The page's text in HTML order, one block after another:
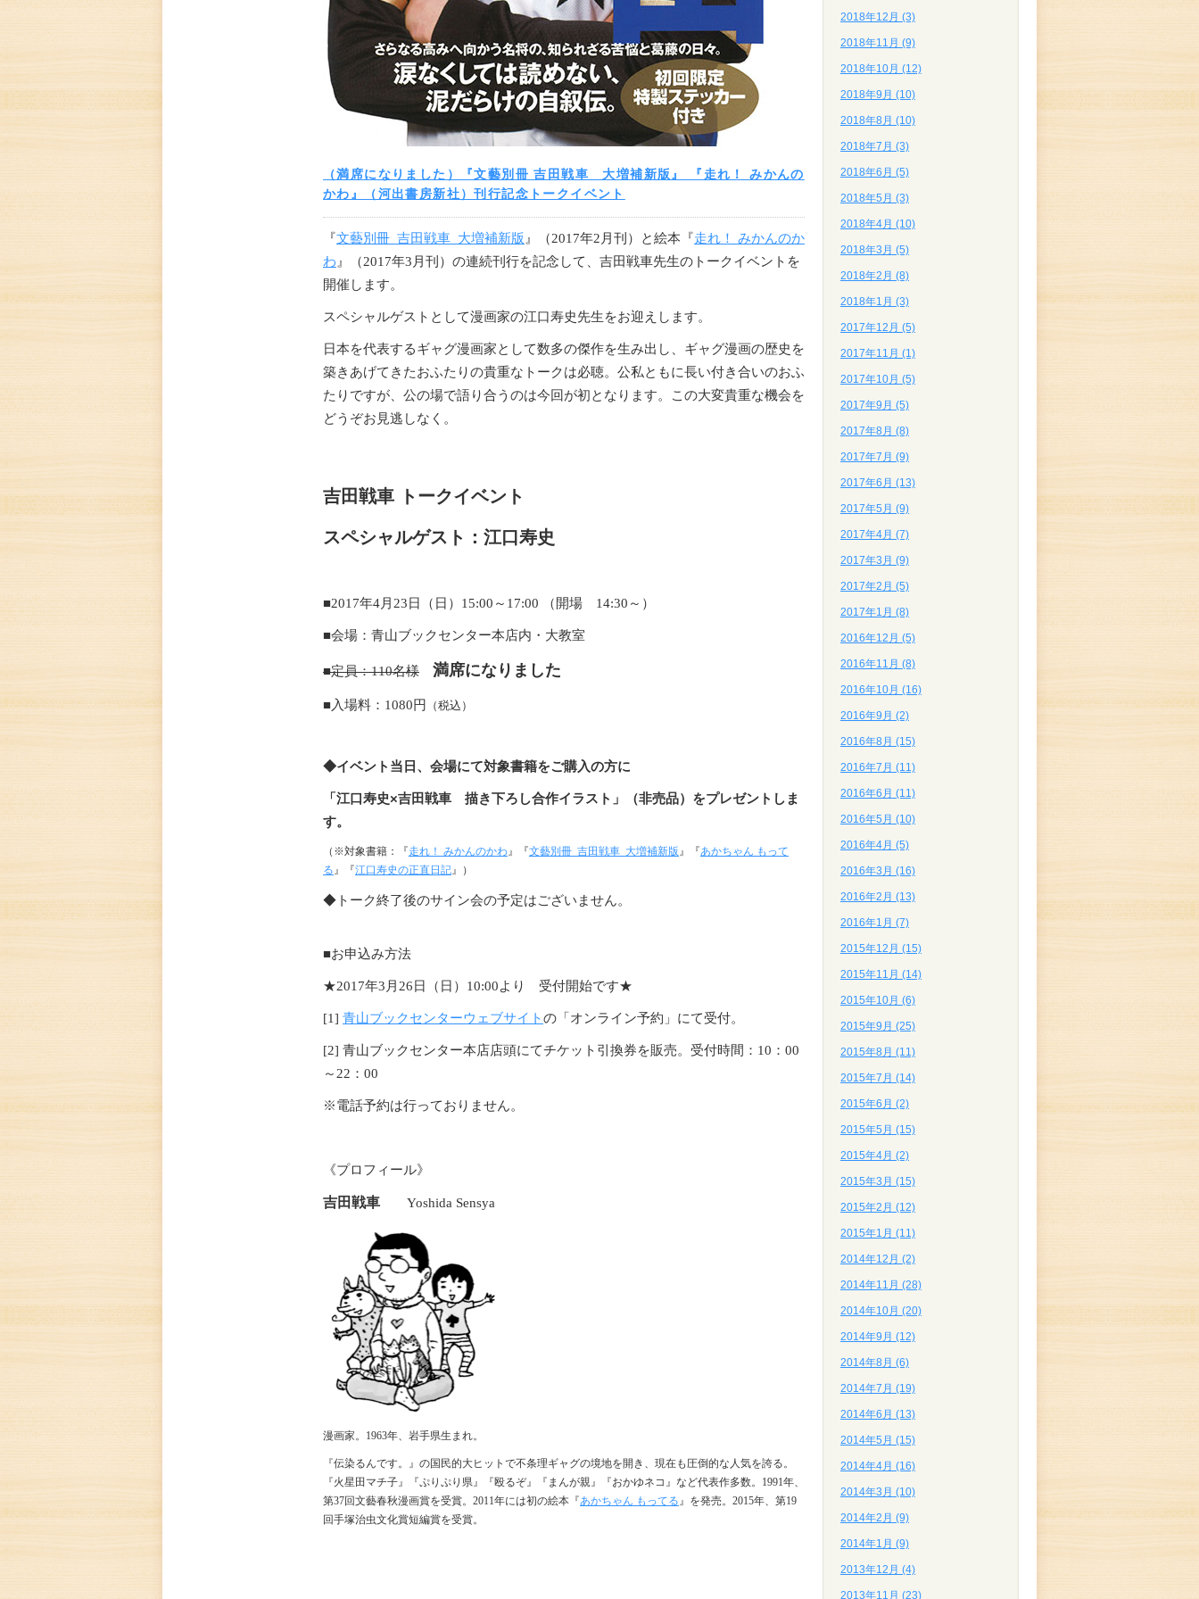
（満席になりました）『文藝別冊 吉田戦車 大増補新版』 『走れ！ みかんの
かわ』（河出書房新社）刊行記念トークイベント
『文藝別冊 吉田戦車 大増補新版 』（2017年2 月刊）と絵本『走れ！ みかんのか
わ 』（2017年3 月刊）の連続刊行を記念して、吉田戦車先生のトークイベントを
開催します。
スペシャルゲストとして漫画家の江口寿史先生をお迎えします。
日本を代表するギャグ漫画家として数多の傑作を生み出し、ギャグ漫画の歴史を
築きあげてきたおふたりの貴重なトークは必聴。公私ともに長い付き合いのおふ
たりですが、公の場で語り合うのは今回が初となります。この大変貴重な機会を
どうぞお見逃しなく。
吉田戦車 トークイベント
スペシャルゲスト：江口寿史
■2017年4月 23 日（日） 15:00 ～ 17:00 （開場 14:30 ～）
■会場：青山ブックセンター本店内・大教室
■定員：110名様 満席になりました
■入場料： 1080円 （税込）
◆イベント当日、会場にて対象書籍をご購入の方に
「江口寿史×吉田戦車 描き下ろし合作イラスト」（非売品）をプレゼントしま
す。
（※対象書籍：『走れ！ みかんのかわ』『文藝別冊 吉田戦車 大増補新版』『あかちゃん もって
る』『江口寿史の正直日記』）
◆トーク終了後のサイン会の予定はございません。
■お申込み方法
★2017年3 月 26 日（日） 10:00より 受付開始です★
[1] 青山ブックセンターウェブサイトの「オンライン予約」にて受付。
[2] 青山ブックセンター本店店頭にてチケット引換券を販売。受付時間： 10 ： 00
～ 22 ： 00
※電話予約は行っておりません。
《プロフィール》
吉田戦車 Yoshida Sensya
漫画家。 1963年、岩手県生まれ。
『伝染るんです。』の国民的大ヒットで不条理ギャグの境地を開き、現在も圧倒的な人気を誇る。
『火星田マチ子』『ぷりぷり県』『殴るぞ』『まんが親』『おかゆネコ』など代表作多数。 1991年、
第37回文藝春秋漫画賞を受賞。 2011年には初の絵本『あかちゃん もってる』を発売。 2015年、第19
回手塚治虫文化賞短編賞を受賞。
2018年12月 (3)
2018年11月 (9)
2018年10月 (12)
2018年9月 (10)
2018年8月 (10)
2018年7月 (3)
2018年6月 (5)
2018年5月 (3)
2018年4月 (10)
2018年3月 (5)
2018年2月 (8)
2018年1月 (3)
2017年12月 (5)
2017年11月 (1)
2017年10月 (5)
2017年9月 (5)
2017年8月 (8)
2017年7月 (9)
2017年6月 (13)
2017年5月 (9)
2017年4月 (7)
2017年3月 (9)
2017年2月 (5)
2017年1月 (8)
2016年12月 (5)
2016年11月 (8)
2016年10月 (16)
2016年9月 (2)
2016年8月 (15)
2016年7月 (11)
2016年6月 (11)
2016年5月 (10)
2016年4月 (5)
2016年3月 (16)
2016年2月 (13)
2016年1月 (7)
2015年12月 (15)
2015年11月 (14)
2015年10月 (6)
2015年9月 (25)
2015年8月 (11)
2015年7月 (14)
2015年6月 (2)
2015年5月 (15)
2015年4月 (2)
2015年3月 (15)
2015年2月 (12)
2015年1月 (11)
2014年12月 (2)
2014年11月 (28)
2014年10月 (20)
2014年9月 (12)
2014年8月 (6)
2014年7月 (19)
2014年6月 (13)
2014年5月 (15)
2014年4月 (16)
2014年3月 (10)
2014年2月 (9)
2014年1月 (9)
2013年12月 (4)
2013年11月 (23)